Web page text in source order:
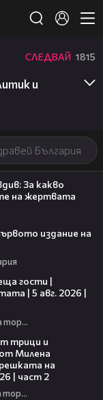
България
СЛЕДВАЙ 1815
и
За какво
на жертвата
издание на
гости |
| 5 авг. 2026 |
Черешката на тортата
трици и
Милена
на
| част 2
Черешката на тортата